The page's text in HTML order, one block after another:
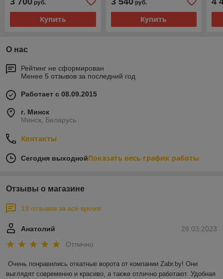
руб.
Купить
руб.
Купить
О нас
Рейтинг не сформирован
Менее 5 отзывов за последний год
Работает с 08.09.2015
г. Минск
Минск, Беларусь
Контакты
Сегодня выходнойПоказать весь график работы
Отзывы о магазине
13 отзывов за всё время
28.03.2023
Анатолий
Отлично
Очень понравились откатные ворота от компании Zabr.by! Они
выглядят современно и красиво, а также отлично работают. Удобная